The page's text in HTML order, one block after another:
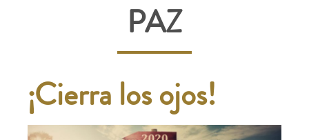
PAZ
¡Cierra los ojos!